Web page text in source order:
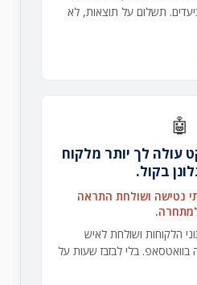
תשלום על תוצאות, לא
🤖
עולה לך יותר מלקוח
בקול.
נטישה ושולחת התראה
הלקוחות ושולחת לאיש
בלי לבזבז שעות על